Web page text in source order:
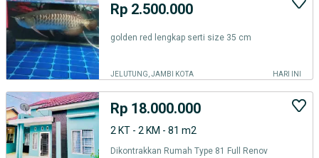
Rp 2.500.000
golden red lengkap serti size 35 cm
JELUTUNG, JAMBI KOTA HARI INI
Rp 18.000.000
2 KT - 2 KM - 81 m2
Dikontrakkan Rumah Type 81 Full Renov